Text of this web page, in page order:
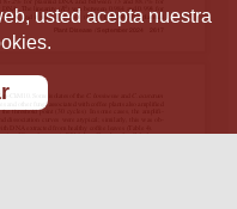
usted acepta nuestra